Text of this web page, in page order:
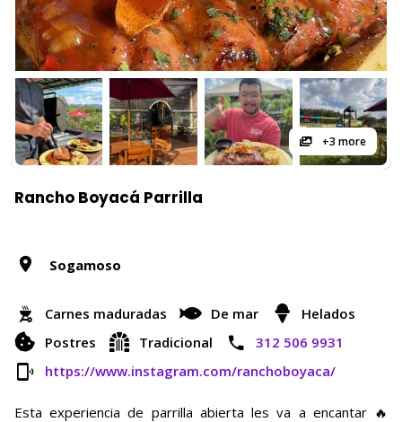
+3 more
Rancho Boyacá Parrilla
Sogamoso
Carnes maduradas De mar
Helados
Postres
Tradicional
312 506 9931
https://www.instagram.com/ranchoboyaca/
Esta experiencia de parrilla abierta les va a encantar 🔥